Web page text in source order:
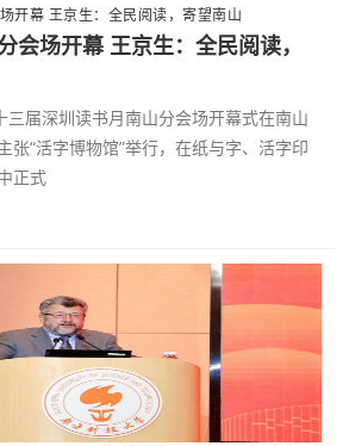
会场开幕 王京生：全民阅读，
三届深圳读书月南山分会场开幕式在南山
张“活字博物馆”举行，在纸与字、活字印
正式